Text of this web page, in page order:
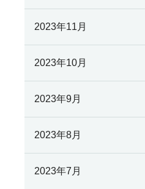
2023年11月
2023年10月
2023年9月
2023年8月
2023年7月